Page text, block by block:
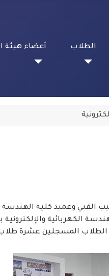
الطلاب أعضاء هيئة
وعميد كلية الهندسة
الكهربائية
عدد الطلاب المسجلين